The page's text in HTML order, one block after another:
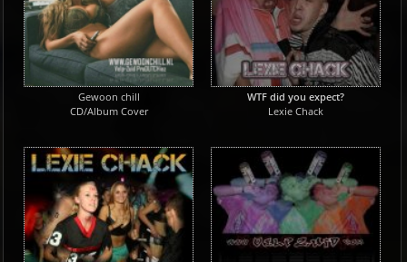
Gewoon chill
CD/Album Cover
WTF did you expect?
Lexie Chack